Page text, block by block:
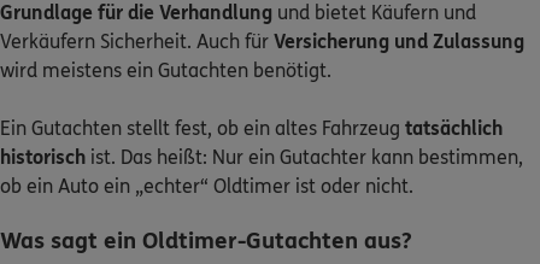
Grundlage für die Verhandlung und bietet Käufern und
Verkäufern Sicherheit. Auch für Versicherung und Zulassung
wird meistens ein Gutachten benötigt.
Ein Gutachten stellt fest, ob ein altes Fahrzeug tatsächlich
historisch ist. Das heißt: Nur ein Gutachter kann bestimmen,
ob ein Auto ein „echter“ Oldtimer ist oder nicht.
Was sagt ein Oldtimer-Gutachten aus?